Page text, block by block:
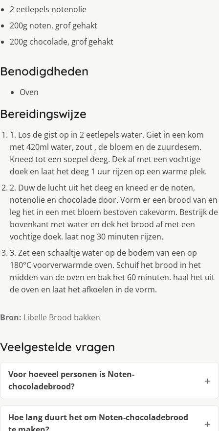
2 eetlepels notenolie
200g noten, grof gehakt
200g chocolade, grof gehakt
Benodigdheden
Oven
Bereidingswijze
1. Los de gist op in 2 eetlepels water. Giet in een kom
met 420ml water, zout , de bloem en de zuurdesem.
Kneed tot een soepel deeg. Dek af met een vochtige
doek en laat het deeg 1 uur rijzen op een warme plek.
2. Duw de lucht uit het deeg en kneed er de noten,
notenolie en chocolade door. Vorm er een brood van en
leg het in een met bloem bestoven cakevorm. Bestrijk de
bovenkant met water en dek het brood af met een
vochtige doek. laat nog 30 minuten rijzen.
3. Zet een schaaltje water op de bodem van een op
180°C voorverwarmde oven. Schuif het brood in het
midden van de oven en bak het 60 minuten. haal het uit
de oven en laat het afkoelen in de vorm.
Bron: Libelle Brood bakken
Veelgestelde vragen
Voor hoeveel personen is Noten-
chocoladebrood?
Hoe lang duurt het om Noten-chocoladebrood